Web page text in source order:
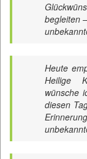
begleiten
Heute
Heilige
wünsche
diesen